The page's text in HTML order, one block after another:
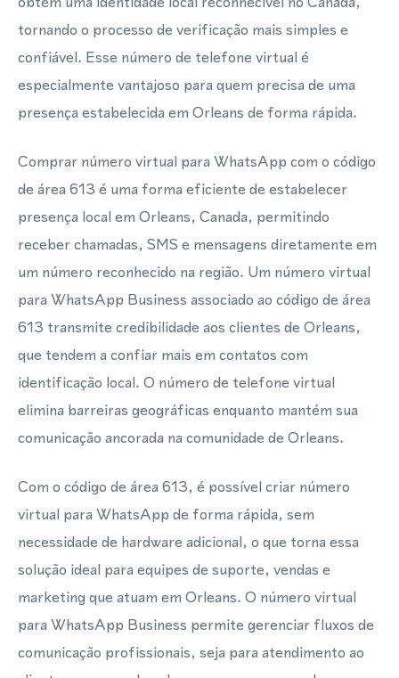
tornando o processo de verificação mais simples e
confiável. Esse número de telefone virtual é
especialmente vantajoso para quem precisa de uma
presença estabelecida em Orleans de forma rápida.
Comprar número virtual para WhatsApp com o código
de área 613 é uma forma eficiente de estabelecer
presença local em Orleans, Canada, permitindo
receber chamadas, SMS e mensagens diretamente em
um número reconhecido na região. Um número virtual
para WhatsApp Business associado ao código de área
613 transmite credibilidade aos clientes de Orleans,
que tendem a confiar mais em contatos com
identificação local. O número de telefone virtual
elimina barreiras geográficas enquanto mantém sua
comunicação ancorada na comunidade de Orleans.
Com o código de área 613, é possível criar número
virtual para WhatsApp de forma rápida, sem
necessidade de hardware adicional, o que torna essa
solução ideal para equipes de suporte, vendas e
marketing que atuam em Orleans. O número virtual
para WhatsApp Business permite gerenciar fluxos de
comunicação profissionais, seja para atendimento ao